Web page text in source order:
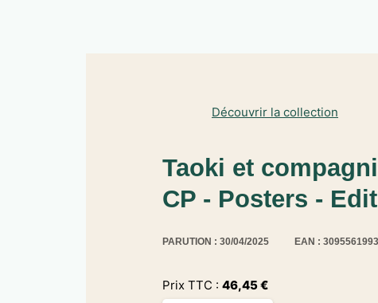
Découvrir la collection
Taoki et
CP - Posters -
PARUTION : 30/04/2025 EAN :
Prix TTC : 46,45€